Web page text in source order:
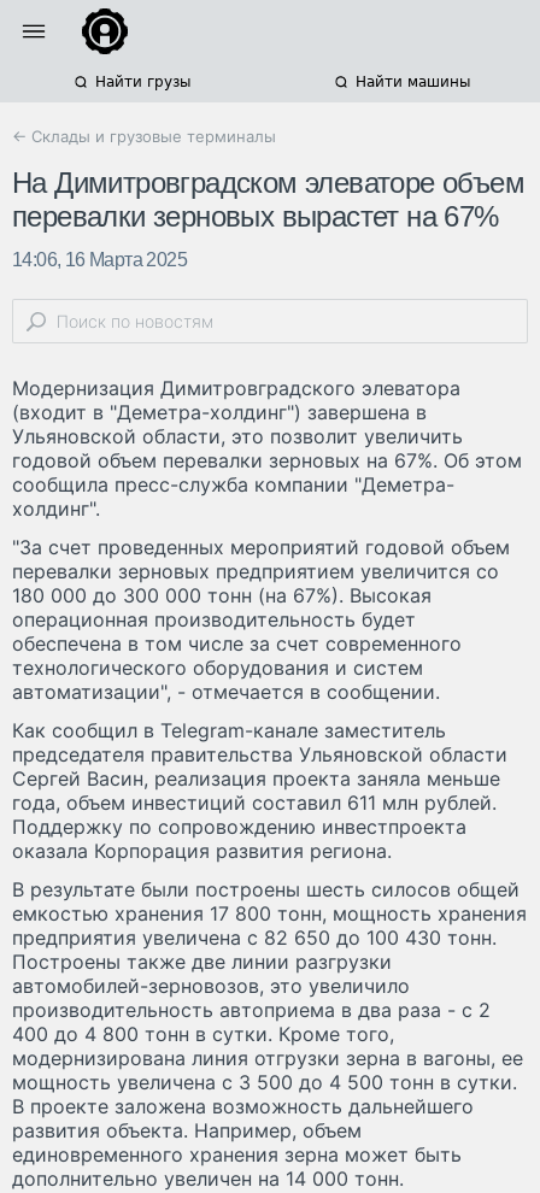
Найти грузы Найти машины
← Склады и грузовые терминалы
На Димитровградском элеваторе объем
перевалки зерновых вырастет на 67%
14:06, 16 Марта 2025
Модернизация Димитровградского элеватора
(входит в "Деметра-холдинг") завершена в
Ульяновской области, это позволит увеличить
годовой объем перевалки зерновых на 67%. Об этом
сообщила пресс-служба компании "Деметра-
холдинг".
"За счет проведенных мероприятий годовой объем
перевалки зерновых предприятием увеличится со
180 000 до 300 000 тонн (на 67%). Высокая
операционная производительность будет
обеспечена в том числе за счет современного
технологического оборудования и систем
автоматизации", - отмечается в сообщении.
Как сообщил в Telegram-канале заместитель
председателя правительства Ульяновской области
Сергей Васин, реализация проекта заняла меньше
года, объем инвестиций составил 611 млн рублей.
Поддержку по сопровождению инвестпроекта
оказала Корпорация развития региона.
В результате были построены шесть силосов общей
емкостью хранения 17 800 тонн, мощность хранения
предприятия увеличена с 82 650 до 100 430 тонн.
Построены также две линии разгрузки
автомобилей-зерновозов, это увеличило
производительность автоприема в два раза - с 2
400 до 4 800 тонн в сутки. Кроме того,
модернизирована линия отгрузки зерна в вагоны, ее
мощность увеличена с 3 500 до 4 500 тонн в сутки.
В проекте заложена возможность дальнейшего
развития объекта. Например, объем
единовременного хранения зерна может быть
дополнительно увеличен на 14 000 тонн.